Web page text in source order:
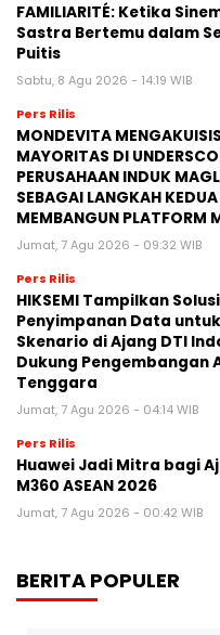
FAMILIARITÉ: Ketika
Sastra Bertemu dalam
Puitis
Sabtu, 8 Agu 2026 - 14:19 WIB
Pers Rilis
MONDEVITA
MAYORITAS DI
PERUSAHAAN INDUK
SEBAGAI LANGKAH
MEMBANGUN PLATFORM
Jumat, 7 Agu 2026 - 09:32 WIB
Pers Rilis
HIKSEMI Tampilkan Solusi
Penyimpanan Data
Skenario di Ajang DTI
Dukung Pengembangan
Tenggara
Jumat, 7 Agu 2026 - 04:14 WIB
Pers Rilis
Huawei Jadi Mitra bagi
M360 ASEAN 2026
Jumat, 7 Agu 2026 - 00:42 WIB
BERITA POPULER